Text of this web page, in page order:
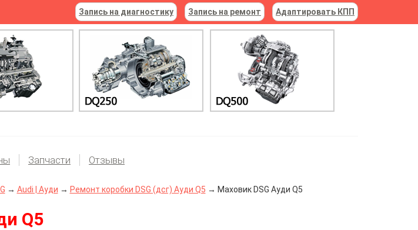
Запись на диагностику Запись на ремонт Адаптировать КПП
Запчасти Отзывы
→ Audi | Ауди → Ремонт коробки DSG (дсг) Ауди Q5 → Маховик DSG Ауди Q5
Q5